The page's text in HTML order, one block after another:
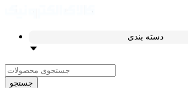
دسته بندی
جستجو